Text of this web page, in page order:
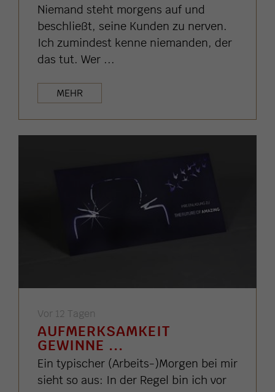
Niemand steht morgens auf und
beschließt, seine Kunden zu nerven.
Ich zumindest kenne niemanden, der
das tut. Wer ...
MEHR
Vor 12 Tagen
AUFMERKSAMKEIT
GEWINNE ...
Ein typischer (Arbeits-)Morgen bei mir
sieht so aus: In der Regel bin ich vor